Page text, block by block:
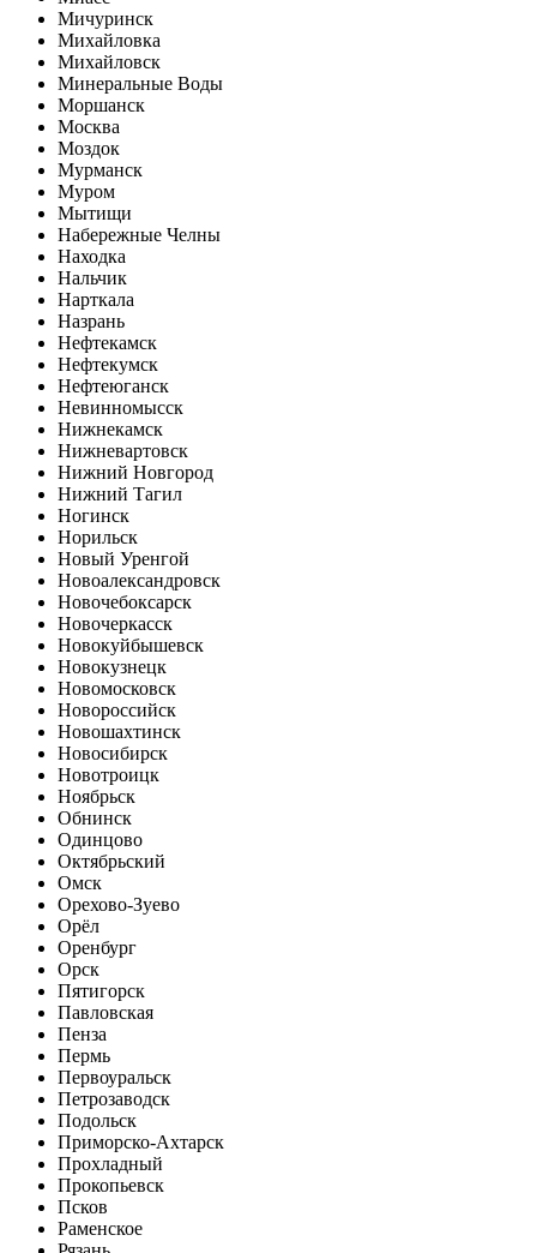
Мичуринск
Михайловка
Михайловск
Минеральные Воды
Моршанск
Москва
Моздок
Мурманск
Муром
Мытищи
Набережные Челны
Находка
Нальчик
Нарткала
Назрань
Нефтекамск
Нефтекумск
Нефтеюганск
Невинномысск
Нижнекамск
Нижневартовск
Нижний Новгород
Нижний Тагил
Ногинск
Норильск
Новый Уренгой
Новоалександровск
Новочебоксарск
Новочеркасск
Новокуйбышевск
Новокузнецк
Новомосковск
Новороссийск
Новошахтинск
Новосибирск
Новотроицк
Ноябрьск
Обнинск
Одинцово
Октябрьский
Омск
Орехово-Зуево
Орёл
Оренбург
Орск
Пятигорск
Павловская
Пенза
Пермь
Первоуральск
Петрозаводск
Подольск
Приморско-Ахтарск
Прохладный
Прокопьевск
Псков
Раменское